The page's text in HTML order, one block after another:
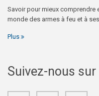
Savoir pour mieux comprendre
monde des armes à feu et à
Plus
Suivez-nous sur